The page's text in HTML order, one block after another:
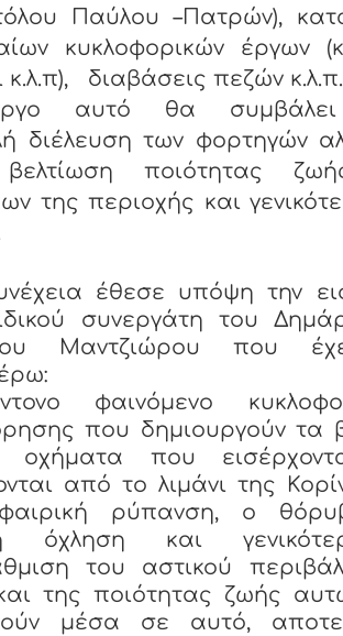
Παύλου –Πατρών),
κυκλοφορικών έργων
κ.λ.π), διαβάσεις πεζών
αυτό θα
διέλευση των φορτηγών
ποιότητας
της περιοχής και
έθεσε υπόψη την
συνεργάτη του
Μαντζιώρου που
φαινόμενο
που δημιουργούν τα
οχήματα που
από το λιμάνι της
ρύπανση, ο
όχληση και
του αστικού
της ποιότητας ζωής
μέσα σε αυτό,